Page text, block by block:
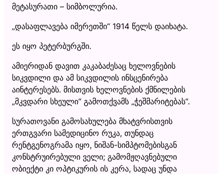
მეტასურათი – სიმბოლურია.
„დასაფლავება იმერეთში“ 1914 წელს დაიხატა.
ეს იყო პეტერბურგში.
ამიერიდან დავით კაკაბაძესაც ხელოვნების
სიკვდილი და ამ სიკვდილის ინსცენირება
აინტერესებს. მისთვის ხელოვნების ქმნილების
„მკვდარი სხეული“ გამოთქვამს „ჭეშმარიტებას“.
სურათოვანი გამოსახულება მხატვრისთვის
ერთგვარი სამედიცინო რუკა, თუნდაც
რენტგენოგრამა იყო, ნიშან-სიმპტომებისგან
კონსტრუირებული ველი; გამომჟღავნებული
ობიექტი კი ოპტიკურის ის კერა, სადაც უნდა